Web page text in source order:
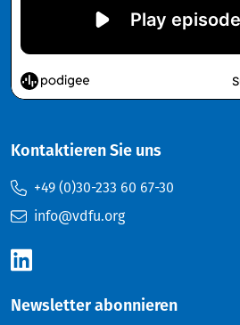
Kontaktieren Sie uns
+49 (0)30-233 60 67-30
info@vdfu.org
Newsletter abonnieren